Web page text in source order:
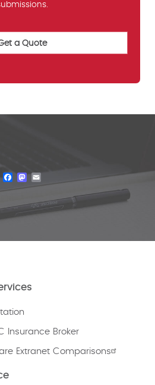
Facebook
Mastodon
Insurance Broker
Extranet Comparisons